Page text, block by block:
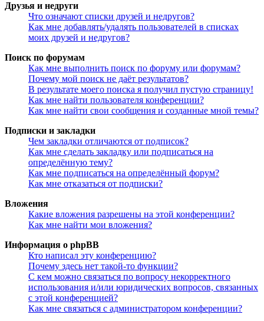
Друзья и недруги
Что означают списки друзей и недругов?
Как мне добавлять/удалять пользователей в списках
моих друзей и недругов?
Поиск по форумам
Как мне выполнить поиск по форуму или форумам?
Почему мой поиск не даёт результатов?
В результате моего поиска я получил пустую страницу!
Как мне найти пользователя конференции?
Как мне найти свои сообщения и созданные мной темы?
Подписки и закладки
Чем закладки отличаются от подписок?
Как мне сделать закладку или подписаться на
определённую тему?
Как мне подписаться на определённый форум?
Как мне отказаться от подписки?
Вложения
Какие вложения разрешены на этой конференции?
Как мне найти мои вложения?
Информация о phpBB
Кто написал эту конференцию?
Почему здесь нет такой-то функции?
С кем можно связаться по вопросу некорректного
использования и/или юридических вопросов, связанных
с этой конференцией?
Как мне связаться с администратором конференции?